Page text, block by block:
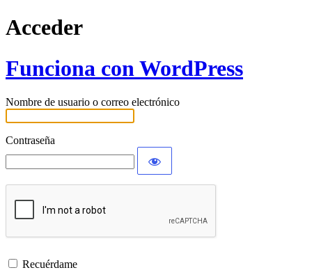
Acceder
Funciona con WordPress
Nombre de usuario o correo electrónico
Contraseña
Recuérdame